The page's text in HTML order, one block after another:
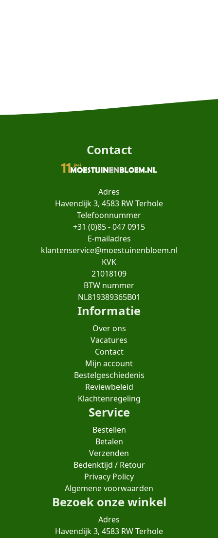
Contact
Adres
Havendijk 3, 4583 RW Terhole
Telefoonnummer
+31 (0)85 - 047 0915
E-mailadres
klantenservice@moestuinenbloem.nl
KVK
21018109
BTW nummer
NL819389365B01
Informatie
Over ons
Vacatures
Contact
Mijn account
Bestelgeschiedenis
Reviewbeleid
Klachtenregeling
Service
Bestellen
Betalen
Verzenden
Bedenktijd / Retour
Privacy Policy
Algemene voorwaarden
Bezoek onze winkel
Adres
Havendijk 3, 4583 RW Terhole